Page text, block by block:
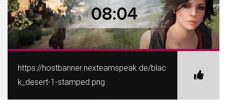
https://hostbanner.nexteamspeak.de/blac
k_desert-1-stamped.png